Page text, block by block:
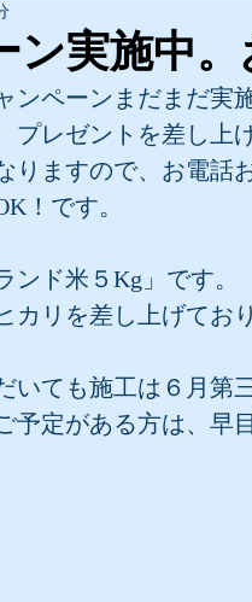
ン実施中。
ンペーンまだまだ実
プレゼントを差し上
りますので、お電話
！です。
ンド米５Kg」です。
カリを差し上げてお
いても施工は６月第
予定がある方は、早